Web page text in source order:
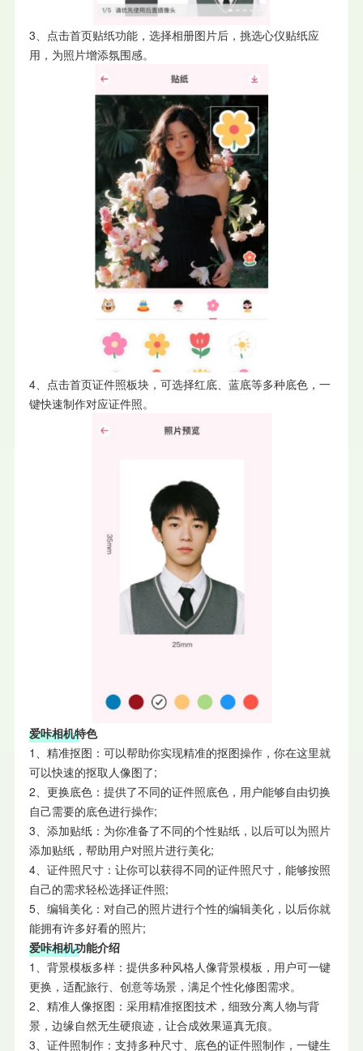
3、点击首页贴纸功能，选择相册图片后，挑选心仪贴纸应
用，为照片增添氛围感。
4、点击首页证件照板块，可选择红底、蓝底等多种底色，一
键快速制作对应证件照。
爱咔相机特色
1、精准抠图：可以帮助你实现精准的抠图操作，你在这里就
可以快速的抠取人像图了;
2、更换底色：提供了不同的证件照底色，用户能够自由切换
自己需要的底色进行操作;
3、添加贴纸：为你准备了不同的个性贴纸，以后可以为照片
添加贴纸，帮助用户对照片进行美化;
4、证件照尺寸：让你可以获得不同的证件照尺寸，能够按照
自己的需求轻松选择证件照;
5、编辑美化：对自己的照片进行个性的编辑美化，以后你就
能拥有许多好看的照片;
爱咔相机功能介绍
1、背景模板多样：提供多种风格人像背景模板，用户可一键
更换，适配旅行、创意等场景，满足个性化修图需求。
2、精准人像抠图：采用精准抠图技术，细致分离人物与背
景，边缘自然无生硬痕迹，让合成效果逼真无痕。
3、证件照制作：支持多种尺寸、底色的证件照制作，一键生